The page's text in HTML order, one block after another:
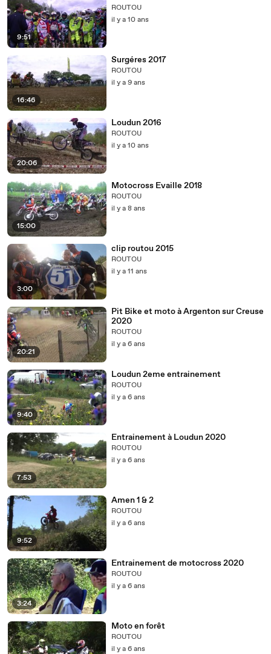
9:51
ROUTOU
il y a 10 ans
16:46
Surgéres 2017
ROUTOU
il y a 9 ans
20:06
Loudun 2016
ROUTOU
il y a 10 ans
15:00
Motocross Evaille 2018
ROUTOU
il y a 8 ans
3:00
clip routou 2015
ROUTOU
il y a 11 ans
20:21
Pit Bike et moto à Argenton sur Creuse
2020
ROUTOU
il y a 6 ans
9:40
Loudun 2eme entrainement
ROUTOU
il y a 6 ans
7:53
Entrainement à Loudun 2020
ROUTOU
il y a 6 ans
9:52
Amen 1 & 2
ROUTOU
il y a 6 ans
3:24
Entrainement de motocross 2020
ROUTOU
il y a 6 ans
Moto en forêt
ROUTOU
il y a 6 ans